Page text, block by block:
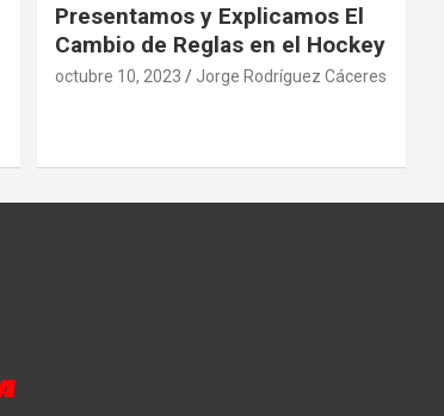
Presentamos y Explicamos El
Cambio de Reglas en el Hockey
octubre 10, 2023 Jorge Rodríguez Cáceres